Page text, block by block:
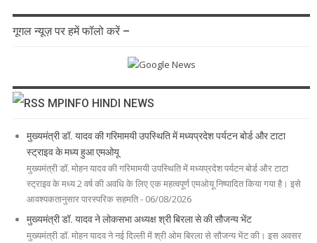
गूगल न्यूज़ पर हमें फॉलो करें –
MPINFO HINDI NEWS
मुख्यमंत्री डॉ. यादव की गरिमामयी उपस्थिति में मध्यप्रदेश पर्यटन बोर्ड और टाटा
स्ट्राइव के मध्य हुआ एमओयू
मुख्यमंत्री डॉ. मोहन यादव की गरिमामयी उपस्थिति में मध्यप्रदेश पर्यटन बोर्ड और टाटा
स्ट्राइव के मध्य 2 वर्ष की अवधि के लिए एक महत्वपूर्ण एमओयू निष्पादित किया गया है। इसे
आवश्यकतानुसार पारस्परिक सहमति - 06/08/2026
मुख्यमंत्री डॉ. यादव ने लोकसभा अध्यक्ष श्री बिरला से की सौजन्य भेंट
मुख्यमंत्री डॉ. मोहन यादव ने नई दिल्ली में श्री ओम बिरला से सौजन्य भेंट की। इस अवसर